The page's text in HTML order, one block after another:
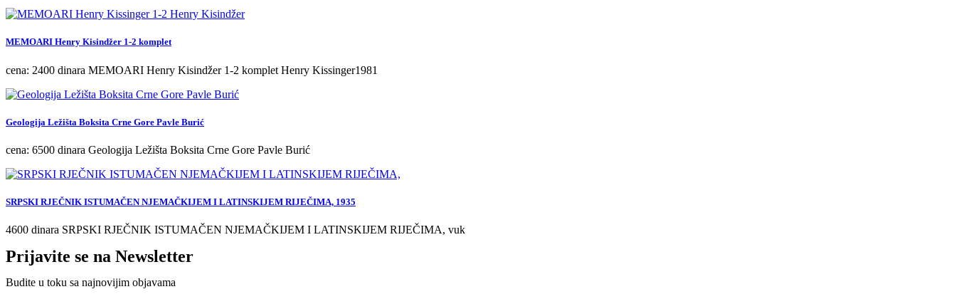
MEMOARI Henry Kisindžer 1-2 komplet
cena: 2400 dinara MEMOARI Henry Kisindžer 1-2 komplet Henry Kissinger1981
Geologija Ležišta Boksita Crne Gore Pavle Burić
cena: 6500 dinara Geologija Ležišta Boksita Crne Gore Pavle Burić
SRPSKI RJEČNIK ISTUMAČEN NJEMAČKIJEM I LATINSKIJEM RIJEČIMA, 1935
4600 dinara SRPSKI RJEČNIK ISTUMAČEN NJEMAČKIJEM I LATINSKIJEM RIJEČIMA, vuk
Prijavite se na Newsletter
Budite u toku sa najnovijim objavama